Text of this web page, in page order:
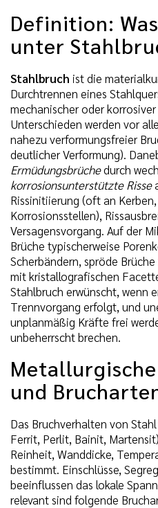
Definition:
unter
Stahlbruch ist die
Durchtrennen eines
mechanischer oder
Unterschieden werden vor
nahezu verformungsfreier
deutlicher Verformung).
Ermüdungsbrüchedurch
korrosionsunterstützte Risse
Rissinitiierung (oft an
Korrosionsstellen),
Versagensvorgang. Auf der
Brüche typischerweise
Scherbändern, spröde
mit kristallografischen
Stahlbruch erwünscht, wenn
Trennvorgang erfolgt, und
unplanmäßig Kräfte frei
unbeherrscht brechen.
und
Das Bruchverhalten von
Ferrit, Perlit, Bainit,
Reinheit, Wanddicke,
bestimmt. Einschlüsse,
beeinflussen das lokale
relevant sind folgende